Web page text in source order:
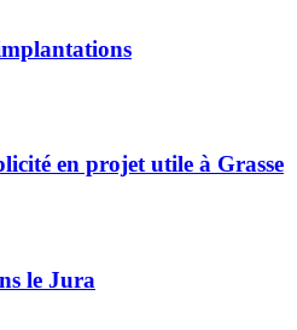
en projet utile à Grasse
le Jura